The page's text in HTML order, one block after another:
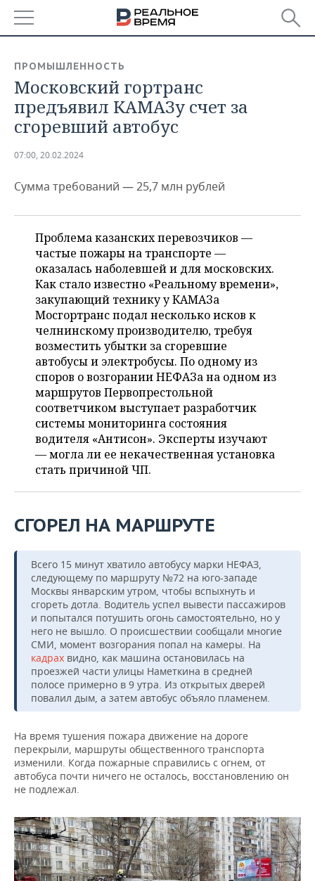
БАШКОРТОСТАН
ТАТАРСТАН
НОВОСТИ
АНАЛИТИКА
ДЕКЛАРАЦИИ О ДОХОДАХ
КОРОЛИ ГОСЗАКАЗА ПФО
ВУЗЫ ТАТАРСТАНА
КОМУ ПРИНАДЛЕЖАТ
ТОРГОВЫЕ ЦЕНТРЫ
ТАТАРСТАНА
НОВОСТИ ЭКОНОМИКИ
ФИНАНСЫ
БАНКИ
БЮДЖЕТ
ИНВЕСТИЦИИ
ПРОМЫШЛЕННОСТЬ
НОВОСТИ
АГРОПРОМ
МАШИНОСТРОЕНИЕ
НЕФТЕХИМИЯ
НЕФТЬ
ОПК
ЭНЕРГЕТИКА
НЕДВИЖИМОСТЬ
НОВОСТИ НЕДВИЖИМОСТИ
АВТО
НОВОСТИ АВТО
БИЗНЕС
НОВОСТИ БИЗНЕСА
РОЗНИЧНАЯ ТОРГОВЛЯ
ТРАНСПОРТ
УСЛУГИ
ТЕХНОЛОГИИ
НОВОСТИ ТЕХНОЛОГИЙ
МЕДИА
ТЕЛЕКОММУНИКАЦИИ
МЕРОПРИЯТИЯ
НОВОСТИ МЕРОПРИЯТИЙ
ВЫЕЗДНАЯ РЕДАКЦИЯ
БИЗНЕС-БРАНЧИ
ONLINE-КОНФЕРЕНЦИИ
СПОРТ
НОВОСТИ СПОРТА
ФУТБОЛ
ХОККЕЙ
ВОЛЕЙБОЛ
КИБЕРСПОРТ
ФИГУРНОЕ КАТАНИЕ
ВОДНЫЕ ВИДЫ СПОРТА
ХОККЕЙ С МЯЧОМ
ОБЩЕСТВО
НОВОСТИ ОБЩЕСТВА
ВЛАСТЬ
ИСТОРИЯ
КУЛЬТУРА
МЕДИЦИНА
ОБРАЗОВАНИЕ
ПРОИСШЕСТВИЯ
ФОТОГАЛЕРЕЯ
СЮЖЕТЫ
СПИСОК ПЕРСОН
СПИСОК КОМПАНИЙ
ПОЛНАЯ ВЕРСИЯ
ПРОМЫШЛЕННОСТЬ
Московский гортранс
предъявил КАМАЗу счет за
сгоревший автобус
07:00, 20.02.2024
Сумма требований — 25,7 млн рублей
Проблема казанских перевозчиков —
частые пожары на транспорте —
оказалась наболевшей и для московских.
Как стало известно «Реальному времени»,
закупающий технику у КАМАЗа
Мосгортранс подал несколько исков к
челнинскому производителю, требуя
возместить убытки за сгоревшие
автобусы и электробусы. По одному из
споров о возгорании НЕФАЗа на одном из
маршрутов Первопрестольной
соответчиком выступает разработчик
системы мониторинга состояния
водителя «Антисон». Эксперты изучают
— могла ли ее некачественная установка
стать причиной ЧП.
СГОРЕЛ НА МАРШРУТЕ
Всего 15 минут хватило автобусу марки НЕФАЗ,
следующему по маршруту №72 на юго-западе
Москвы январским утром, чтобы вспыхнуть и
сгореть дотла. Водитель успел вывести пассажиров
и попытался потушить огонь самостоятельно, но у
него не вышло. О происшествии сообщали многие
СМИ, момент возгорания попал на камеры. На
кадрах видно, как машина остановилась на
проезжей части улицы Наметкина в средней
полосе примерно в 9 утра. Из открытых дверей
повалил дым, а затем автобус объяло пламенем.
На время тушения пожара движение на дороге
перекрыли, маршруты общественного транспорта
изменили. Когда пожарные справились с огнем, от
автобуса почти ничего не осталось, восстановлению он
не подлежал.